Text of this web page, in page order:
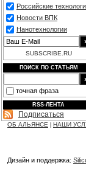
Российские
Новости ВПК
Нанотехнологии
SUBSCRIBE.RU
ПОИСК ПО СТАТЬЯМ
точная фраза
RSS-ЛЕНТА
Подписаться
ОБ АЛЬЯНСЕ НАШИ
Дизайн и поддержка: